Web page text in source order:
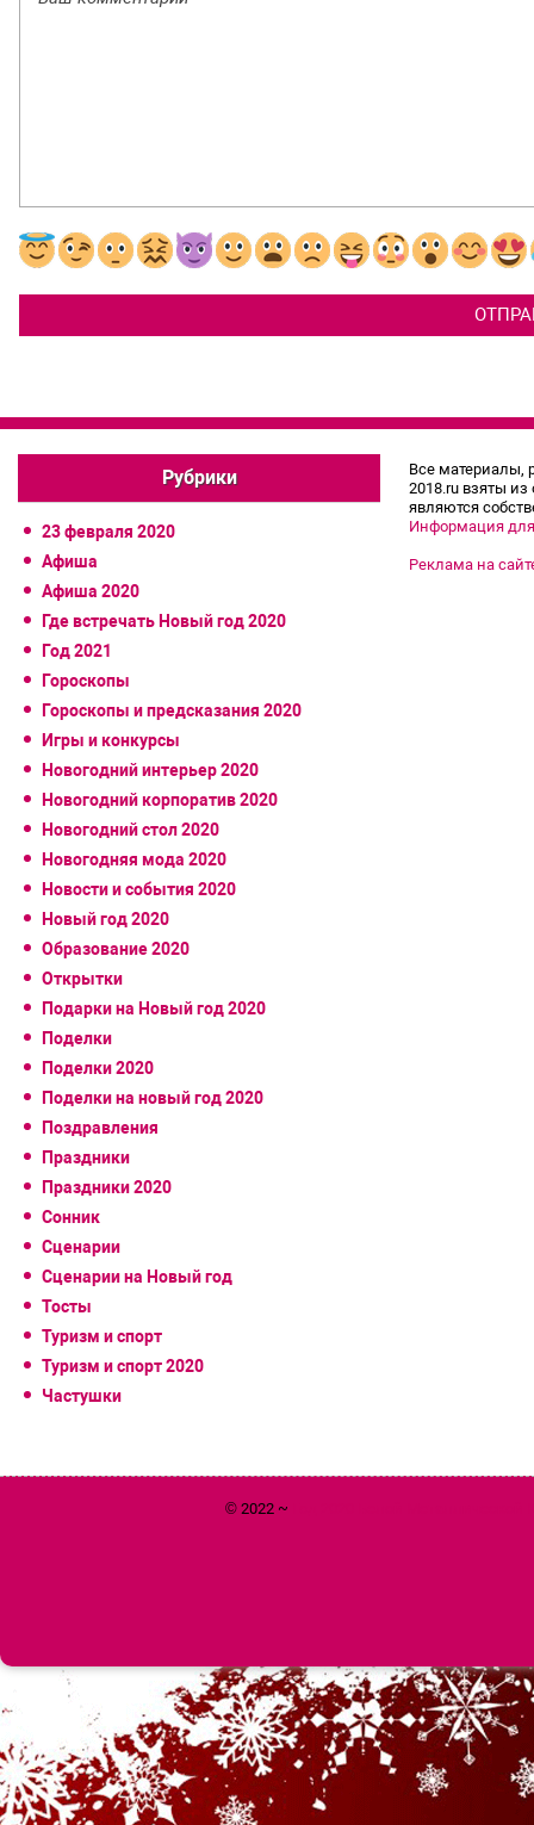
Рубрики
23 февраля 2020
Афиша
Афиша 2020
Где встречать Новый год 2020
Год 2021
Гороскопы
Гороскопы и предсказания 2020
Игры и конкурсы
Новогодний интерьер 2020
Новогодний корпоратив 2020
Новогодний стол 2020
Новогодняя мода 2020
Новости и события 2020
Новый год 2020
Образование 2020
Открытки
Подарки на Новый год 2020
Поделки
Поделки 2020
Поделки на новый год 2020
Поздравления
Праздники
Праздники 2020
Сонник
Сценарии
Сценарии на Новый год
Тосты
Туризм и спорт
Туризм и спорт 2020
Частушки
Все материалы,
2018.ru взяты
являются
Информация
Реклама на
© 2022 ~